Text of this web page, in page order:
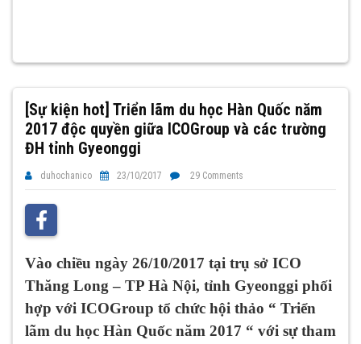
[Sự kiện hot] Triển lãm du học Hàn Quốc năm
2017 độc quyền giữa ICOGroup và các trường
ĐH tỉnh Gyeonggi
duhochanico 23/10/2017 29 Comments
Vào chiều ngày 26/10/2017 tại trụ sở ICO
Thăng Long – TP Hà Nội, tỉnh Gyeonggi phối
hợp với ICOGroup tổ chức hội thảo “ Triển
lãm du học Hàn Quốc năm 2017 “ với sự tham